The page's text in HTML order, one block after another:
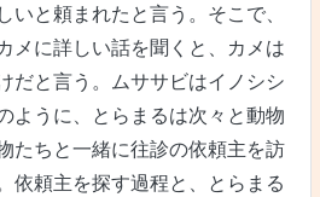
いと頼まれたと言う。そこで、
メに詳しい話を聞くと、カメは
だと言う。ムササビはイノシシ
ように、とらまるは次々と動物
たちと一緒に往診の依頼主を訪
依頼主を探す過程と、とらまる